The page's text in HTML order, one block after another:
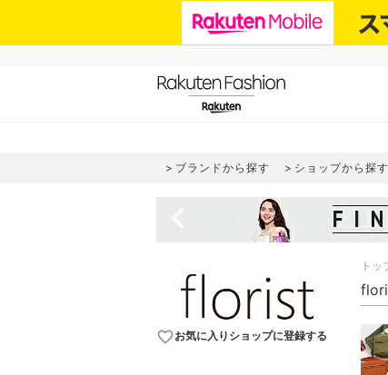
ブランドから探す ショップから探す
favorite_borderお気に入りショップに登録する
トッ